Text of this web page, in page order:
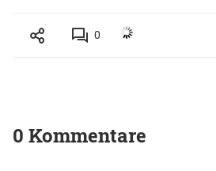
0
0 Kommentare